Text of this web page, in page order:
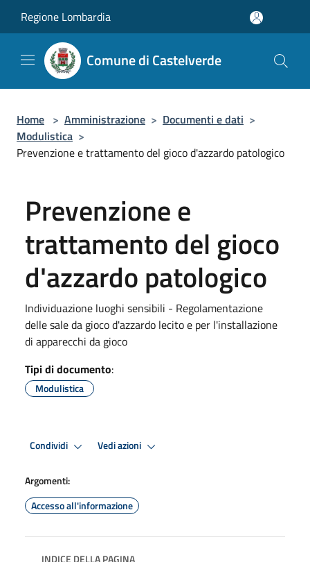
Regione Lombardia
Comune di Castelverde
Home > Amministrazione > Documenti e dati >
Modulistica >
Prevenzione e trattamento del gioco d'azzardo patologico
Prevenzione e
trattamento del gioco
d'azzardo patologico
Individuazione luoghi sensibili - Regolamentazione
delle sale da gioco d'azzardo lecito e per l'installazione
di apparecchi da gioco
Tipi di documento:
Modulistica
Condividi Vedi azioni
Argomenti:
Accesso all'informazione
INDICE DELLA PAGINA